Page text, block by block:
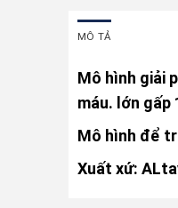
MÔ TẢ
Mô hình giải
máu. lớn
Mô hình để
Xuất xứ: